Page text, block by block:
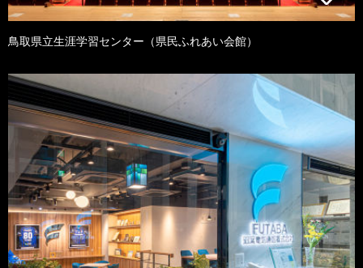
鳥取県立生涯学習センター（県民ふれあい会館）